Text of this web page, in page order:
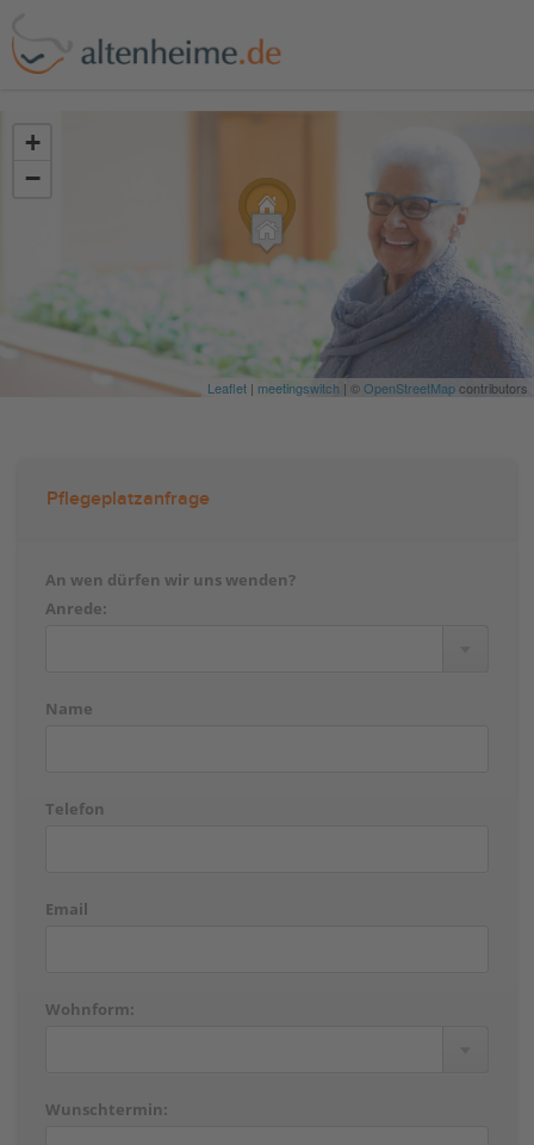
+
−
Leaflet | meetingswitch | ©OpenStreetMapcontributors
Pflegeplatzanfrage
An wen dürfen wir uns wenden?
Anrede:
Name
Telefon
Email
Wohnform:
Wunschtermin: